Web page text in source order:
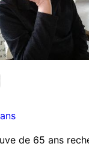
de 65 ans